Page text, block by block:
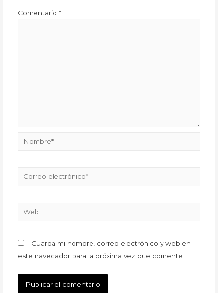
Comentario *
Guarda mi nombre, correo electrónico y web en
este navegador para la próxima vez que comente.